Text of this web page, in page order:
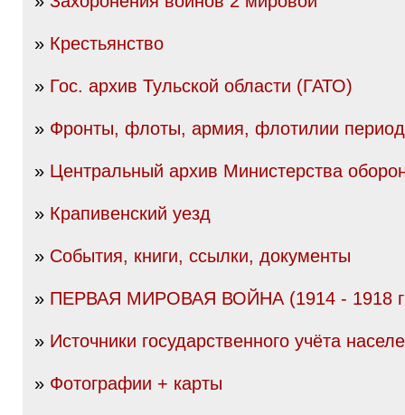
» Крестьянство
» Гос. архив Тульской области (ГАТО)
» Фронты, флоты, армия, флотилии
» Центральный архив Министерства
» Крапивенский уезд
» События, книги, ссылки, документы
» ПЕРВАЯ МИРОВАЯ ВОЙНА (1914 - 1918
» Источники государственного учёта
» Фотографии + карты